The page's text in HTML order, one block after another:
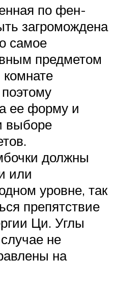
по фен-
загромождена
самое
предметом
комнате
ее форму и
выборе
должны
или
уровне, так
препятствие
Ци. Углы
не
на